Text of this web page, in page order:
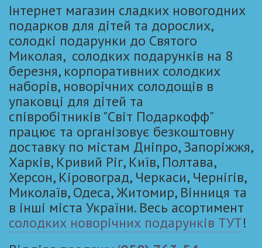
Інтернет магазин сладких новогодних
подарков для дітей та дорослих,
солодкі подарунки до Святого
Миколая, солодких подарунків на 8
березня, корпоративних солодких
наборів, новорічних солодощів в
упаковці для дітей та
співробітників "Світ Подаркофф"
працює та організовує безкоштовну
доставку по містам Дніпро, Запоріжжя,
Харків, Кривий Ріг, Київ, Полтава,
Херсон, Кіровоград, Черкаси, Чернігів,
Миколаїв, Одеса, Житомир, Вінниця та
в інші міста України. Весь асортимент
солодких новорічних подарунків ТУТ!